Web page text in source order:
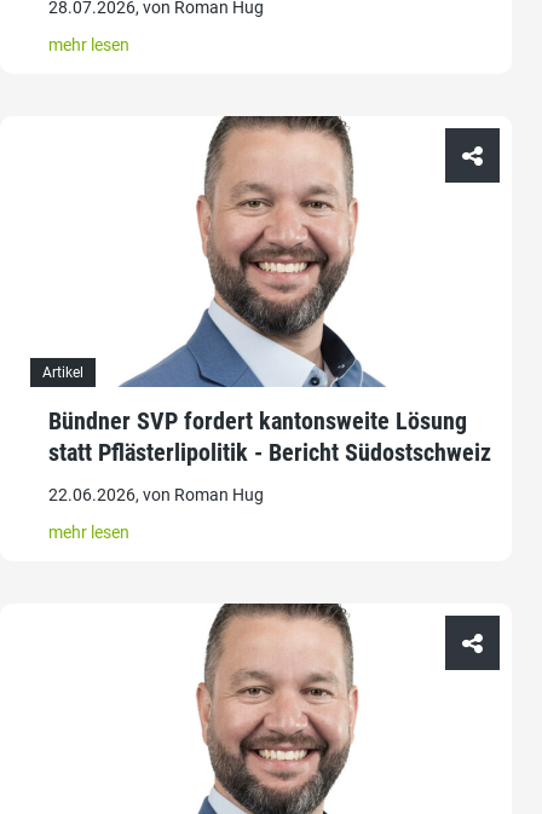
28.07.2026, von Roman Hug
mehr lesen
Artikel
Bündner SVP fordert kantonsweite Lösung
statt Pflästerlipolitik - Bericht Südostschweiz
22.06.2026, von Roman Hug
mehr lesen